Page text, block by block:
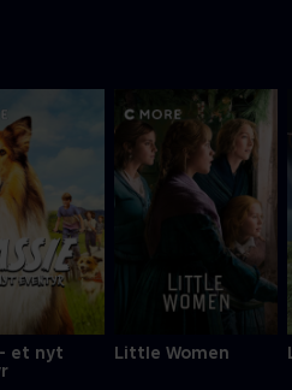
et nyt
Little Women